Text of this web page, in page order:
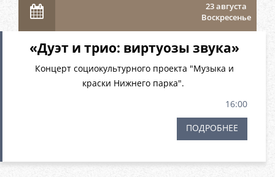
23 августа
Воскресенье
«Дуэт и трио: виртуозы звука»
Концерт социокультурного проекта "Музыка и
краски Нижнего парка".
16:00
ПОДРОБНЕЕ